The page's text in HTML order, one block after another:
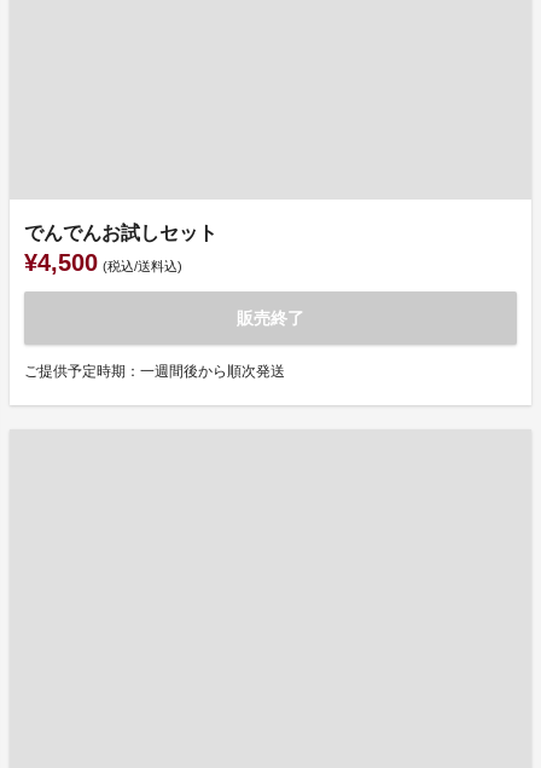
でんでんお試しセット
¥4,500 (税込/送料込)
販売終了
ご提供予定時期：一週間後から順次発送